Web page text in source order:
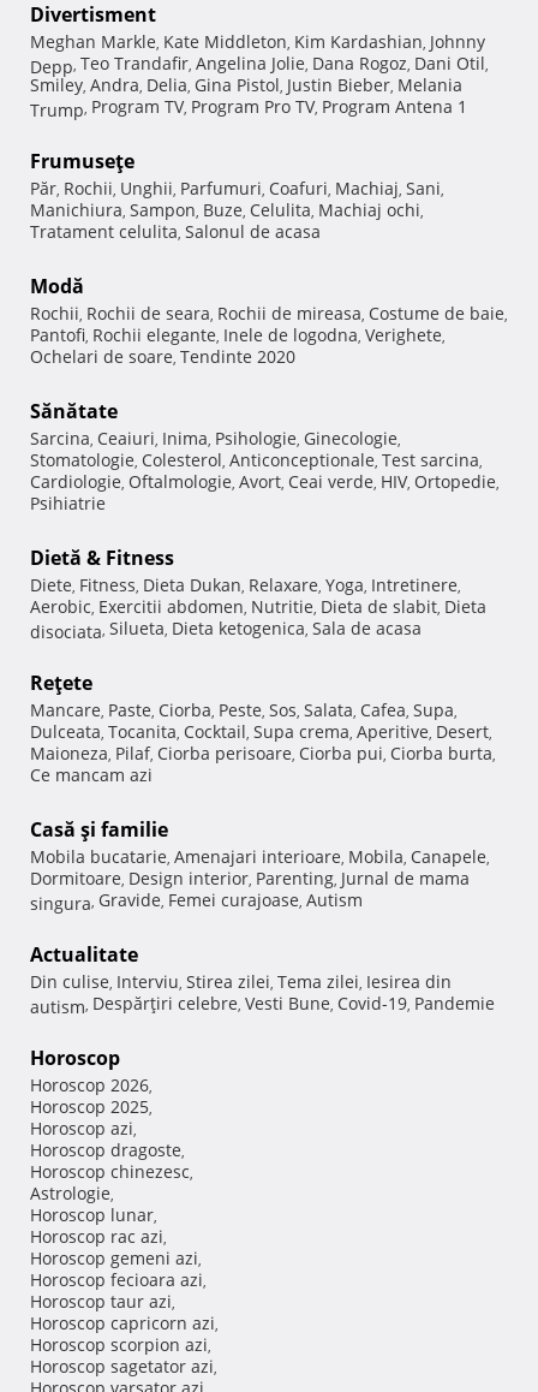
Divertisment
Meghan Markle, Kate Middleton, Kim Kardashian, Johnny
Depp, Teo Trandafir, Angelina Jolie, Dana Rogoz, Dani Otil,
Smiley, Andra, Delia, Gina Pistol, Justin Bieber, Melania
Trump, Program TV, Program Pro TV, Program Antena 1
Frumuseţe
Păr, Rochii, Unghii, Parfumuri, Coafuri, Machiaj, Sani,
Manichiura, Sampon, Buze, Celulita, Machiaj ochi,
Tratament celulita, Salonul de acasa
Modă
Rochii, Rochii de seara, Rochii de mireasa, Costume de baie,
Pantofi, Rochii elegante, Inele de logodna, Verighete,
Ochelari de soare, Tendinte 2020
Sănătate
Sarcina, Ceaiuri, Inima, Psihologie, Ginecologie,
Stomatologie, Colesterol, Anticonceptionale, Test sarcina,
Cardiologie, Oftalmologie, Avort, Ceai verde, HIV, Ortopedie,
Psihiatrie
Dietă & Fitness
Diete, Fitness, Dieta Dukan, Relaxare, Yoga, Intretinere,
Aerobic, Exercitii abdomen, Nutritie, Dieta de slabit, Dieta
disociata, Silueta, Dieta ketogenica, Sala de acasa
Reţete
Mancare, Paste, Ciorba, Peste, Sos, Salata, Cafea, Supa,
Dulceata, Tocanita, Cocktail, Supa crema, Aperitive, Desert,
Maioneza, Pilaf, Ciorba perisoare, Ciorba pui, Ciorba burta,
Ce mancam azi
Casă şi familie
Mobila bucatarie, Amenajari interioare, Mobila, Canapele,
Dormitoare, Design interior, Parenting, Jurnal de mama
singura, Gravide, Femei curajoase, Autism
Actualitate
Din culise, Interviu, Stirea zilei, Tema zilei, Iesirea din
autism, Despărţiri celebre, Vesti Bune, Covid-19, Pandemie
Horoscop
Horoscop 2026,
Horoscop 2025,
Horoscop azi,
Horoscop dragoste,
Horoscop chinezesc,
Astrologie,
Horoscop lunar,
Horoscop rac azi,
Horoscop gemeni azi,
Horoscop fecioara azi,
Horoscop taur azi,
Horoscop capricorn azi,
Horoscop scorpion azi,
Horoscop sagetator azi,